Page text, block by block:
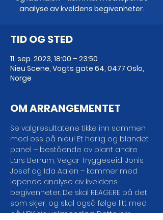
analyse av kveldens begivenheter.
TID OG STED
11. sep. 2023, 18:00 – 23:50
Nieu Scene, Vogts gate 64, 0477 Oslo,
Norge
OM ARRANGEMENTET
Se valgresultatene tikke inn sammen
med oss på nieu! Et herlig og blandet
panel – bestående av blant andre
Lars Berrum, Vegar Tryggeseid, Jonis
Josef og Ida Aalen – kommer med
løpende analyse av kveldens
begivenheter. De skal REAGERE på det
som skjer, og skal også følge litt med
på NRK sin valgsending. Dette blir